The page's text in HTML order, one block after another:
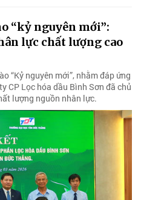
“kỷ nguyên mới”:
lực chất lượng cao
“Kỷ nguyên mới”, nhằm đáp ứng
CP Lọc hóa dầu Bình Sơn đã chủ
lượng nguồn nhân lực.